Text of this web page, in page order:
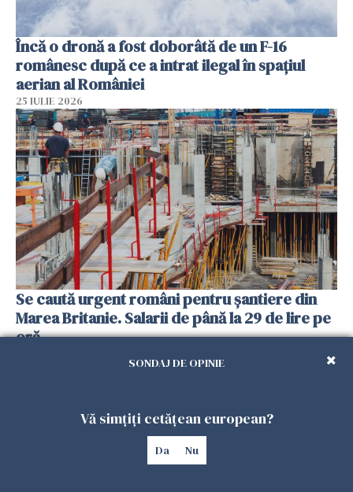
Încă o dronă a fost doborâtă de un F-16
românesc după ce a intrat ilegal în spațiul
aerian al României
25 IULIE 2026
Se caută urgent români pentru șantiere din
Marea Britanie. Salarii de până la 29 de lire pe
oră
SONDAJ DE OPINIE
Vă simțiți cetățean european?
Da Nu